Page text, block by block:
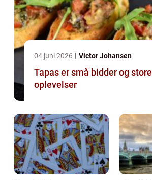
04 juni 2026 Victor Johansen
Tapas er små bidder og store
oplevelser